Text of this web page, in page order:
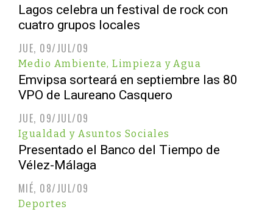
Lagos celebra un festival de rock con
cuatro grupos locales
JUE, 09/JUL/09
Medio Ambiente, Limpieza y Agua
Emvipsa sorteará en septiembre las 80
VPO de Laureano Casquero
JUE, 09/JUL/09
Igualdad y Asuntos Sociales
Presentado el Banco del Tiempo de
Vélez-Málaga
MIÉ, 08/JUL/09
Deportes